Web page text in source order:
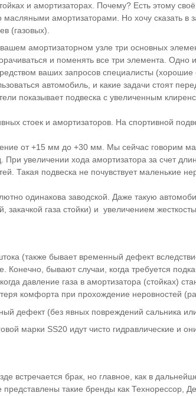
и амортизаторах. Почему? Есть этому
масляными амортизаторами. Но хочу сказать
(газовых).
амортизаторном узле три основных
и поменять все три элемента. Одно
ваших запросов специалисты (хорошие
автомобиль, и какие задачи стоят
показывает подвеска с увеличенным
стоек и амортизаторов. На спортивной
от +15 мм до +30 мм. Мы сейчас говорим
увеличении хода амортизатора за счет
Такая подвеска не почувствует маленькие
одинакова заводской. Даже такую
газа стойки) и увеличением
(также бывает временный дефект
бывают случаи, когда требуется
давление газа в амортизатора (стойках)
комфорта при прохождение неровностей
дефект (без явных повреждений сальника
марки SS20 идут чисто гидравлические и
встречается брак, но главное, как в
такие бренды как Технорессор,